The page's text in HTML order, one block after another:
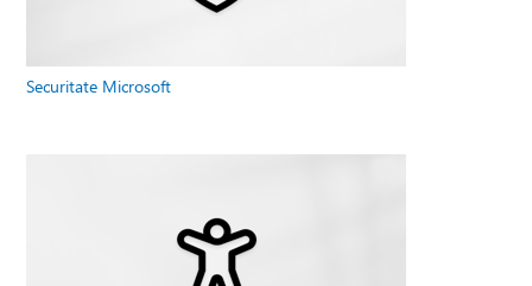
Securitate Microsoft